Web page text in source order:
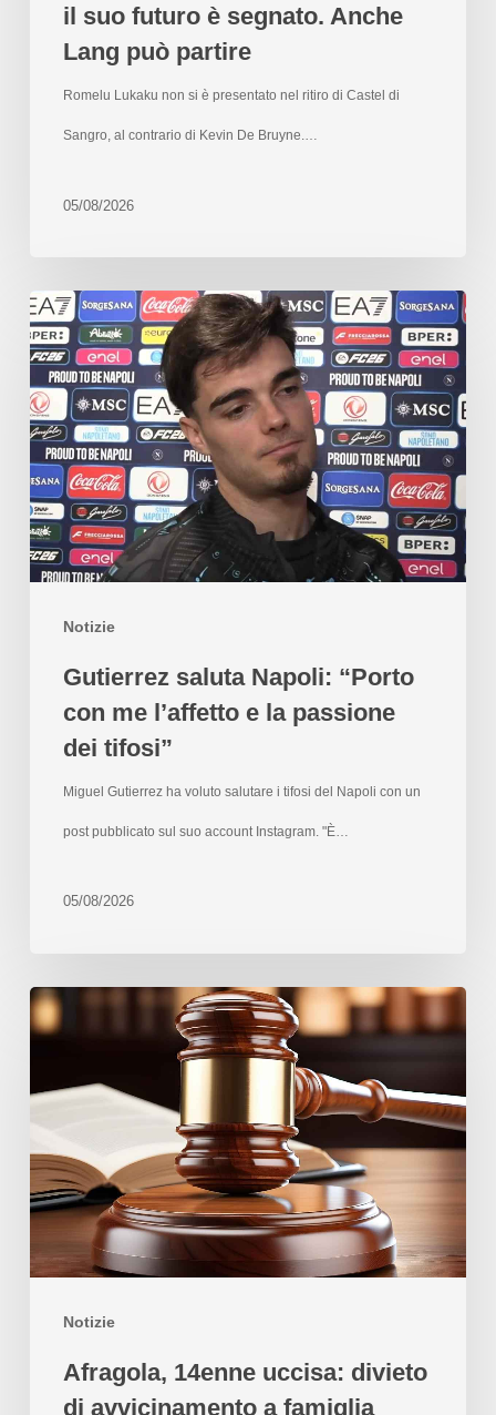
il suo futuro è segnato. Anche
Lang può partire
Romelu Lukaku non si è presentato nel ritiro di Castel di
Sangro, al contrario di Kevin De Bruyne.…
05/08/2026
Notizie
Gutierrez saluta Napoli: “Porto
con me l’affetto e la passione
dei tifosi”
Miguel Gutierrez ha voluto salutare i tifosi del Napoli con un
post pubblicato sul suo account Instagram. "È…
05/08/2026
Notizie
Afragola, 14enne uccisa: divieto
di avvicinamento a famiglia